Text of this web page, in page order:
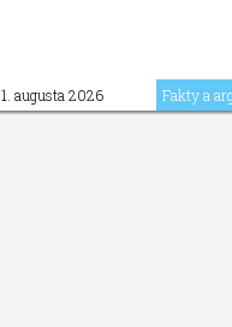
1. augusta 2026 Fakty a